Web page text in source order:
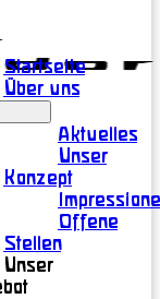
Startseite
Über uns
Aktuelles
Unser
Konzept
Offene
Stellen
Unser